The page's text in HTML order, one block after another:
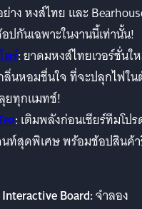
าง หงส์ไทย และ
กันเฉพาะในงานนี้เท่านั้น!
ตร์:ยาดมหงส์ไทยเวอร์ชั่นใ
นหอมชื่นใจ ที่จะปลุกไฟใน
ยทุกแมทช์!
:เติมพลังก่อนเชียร์ทีมโป
นท์สุดพิเศษ พร้อมช้อปสินค้
Board:จำลอง